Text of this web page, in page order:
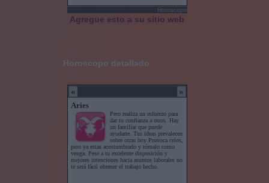
Horoscopo
Agregue esto a su sitio web
Horoscopo detallado